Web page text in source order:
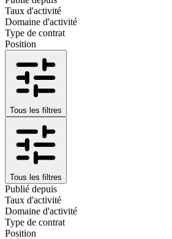
Taux d'activité
Domaine d'activité
Type de contrat
Position
Tous les filtres
Tous les filtres
Publié depuis
Taux d'activité
Domaine d'activité
Type de contrat
Position